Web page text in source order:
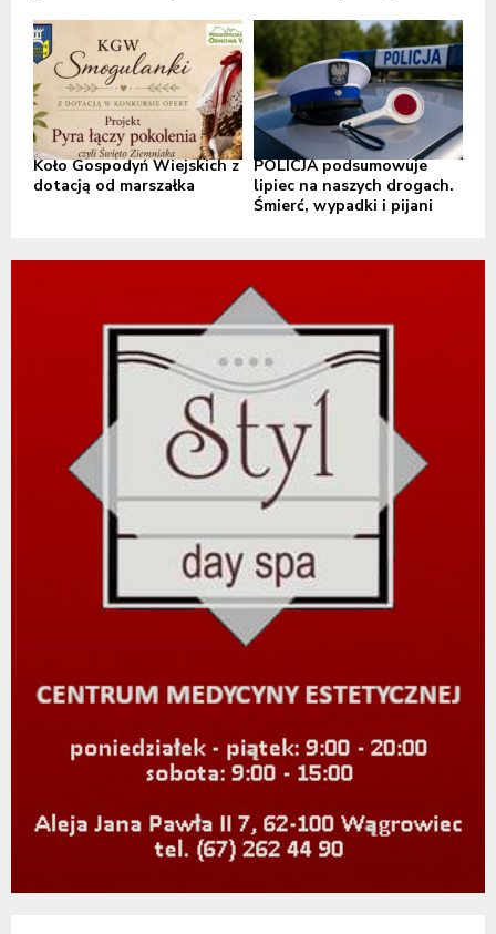
Koło Gospodyń Wiejskich z
dotacją od marszałka
POLICJA podsumowuje
lipiec na naszych drogach.
Śmierć, wypadki i pijani